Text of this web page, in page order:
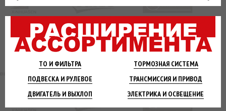
ТО И ФИЛЬТРА ТОРМОЗНАЯСИСТЕМА
ПОДВЕСКА И РУЛЕВОЕ ТРАНСМИССИЯ И ПРИВОД
ДВИГАТЕЛЬ И ВЫХЛОП ЭЛЕКТРИКА И ОСВЕЩЕНИЕ